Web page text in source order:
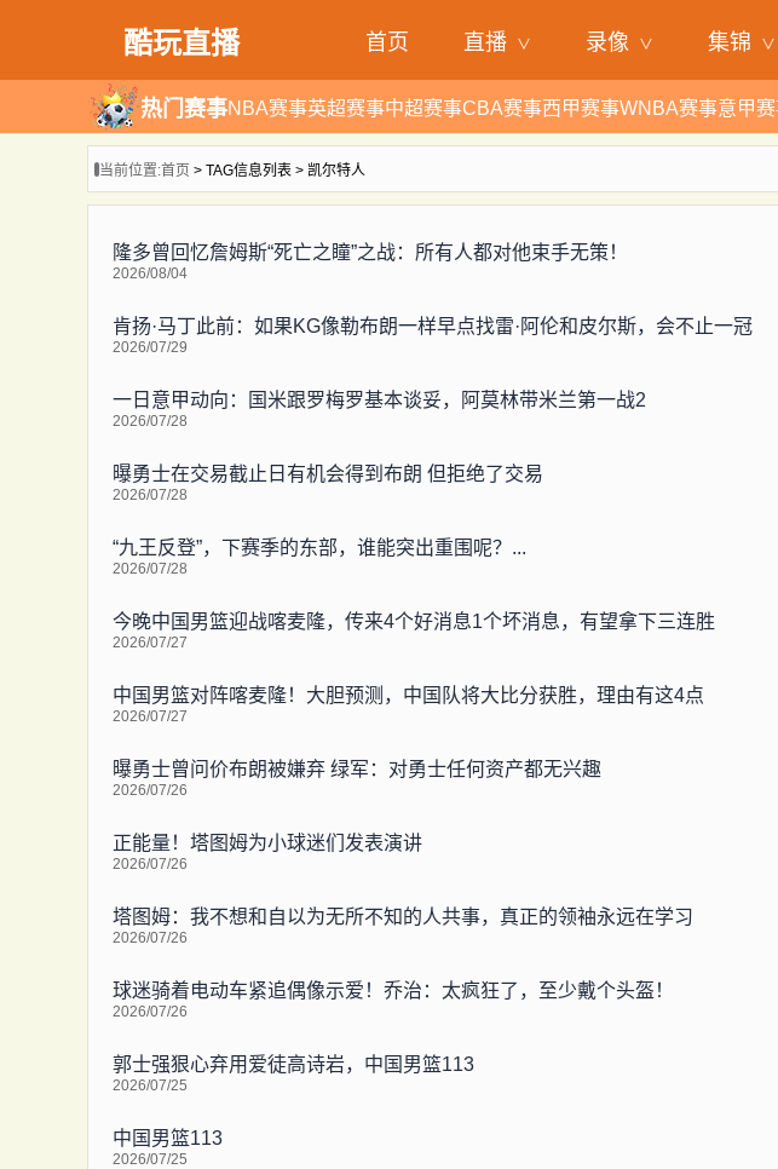
酷玩直播 首页 直播 录像 集锦
热门赛事NBA赛事英超赛事中超赛事CBA赛事西甲赛事WNBA赛事意甲
当前位置:首页 > TAG信息列表 > 凯尔特人
隆多曾回忆詹姆斯“死亡之瞳”之战：所有人都对他束手无策！
2026/08/04
肯扬·马丁此前：如果KG像勒布朗一样早点找雷·阿伦和皮尔斯，会不止一冠
2026/07/29
一日意甲动向：国米跟罗梅罗基本谈妥，阿莫林带米兰第一战2
2026/07/28
曝勇士在交易截止日有机会得到布朗 但拒绝了交易
2026/07/28
“九王反登”，下赛季的东部，谁能突出重围呢？...
2026/07/28
今晚中国男篮迎战喀麦隆，传来4个好消息1个坏消息，有望拿下三连胜
2026/07/27
中国男篮对阵喀麦隆！大胆预测，中国队将大比分获胜，理由有这4点
2026/07/27
曝勇士曾问价布朗被嫌弃 绿军：对勇士任何资产都无兴趣
2026/07/26
正能量！塔图姆为小球迷们发表演讲
2026/07/26
塔图姆：我不想和自以为无所不知的人共事，真正的领袖永远在学习
2026/07/26
球迷骑着电动车紧追偶像示爱！乔治：太疯狂了，至少戴个头盔！
2026/07/26
郭士强狠心弃用爱徒高诗岩，中国男篮113
2026/07/25
中国男篮113
2026/07/25